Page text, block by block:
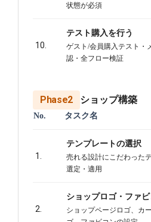
状態が必須
10.
テスト購入を行う
ゲスト/会員購入テスト・
認・全フロー検証
Phase2 ショップ構築
No. タスク名
1.
テンプレートの選択
売れる設計にこだわった
選定・適用
2.
ショップロゴ・ファ
ショップページロゴ、カ